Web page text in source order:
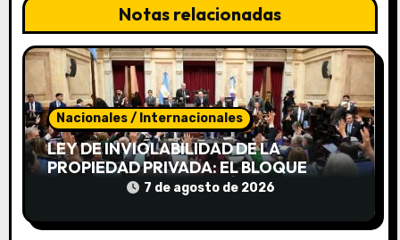
i
ó
n
d
e
Notas relacionadas
Nacionales / Internacionales
LEY DE INVIOLABILIDAD DE LA
PROPIEDAD PRIVADA: EL BLOQUE
CORRENTINO SE ALINEÓ CON MILEI Y
7 de agosto de 2026